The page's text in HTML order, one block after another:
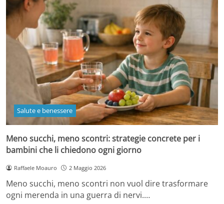
Salute e benessere
Meno succhi, meno scontri: strategie concrete per i
bambini che li chiedono ogni giorno
Raffaele Moauro 2 Maggio 2026
Meno succhi, meno scontri non vuol dire trasformare
ogni merenda in una guerra di nervi.…